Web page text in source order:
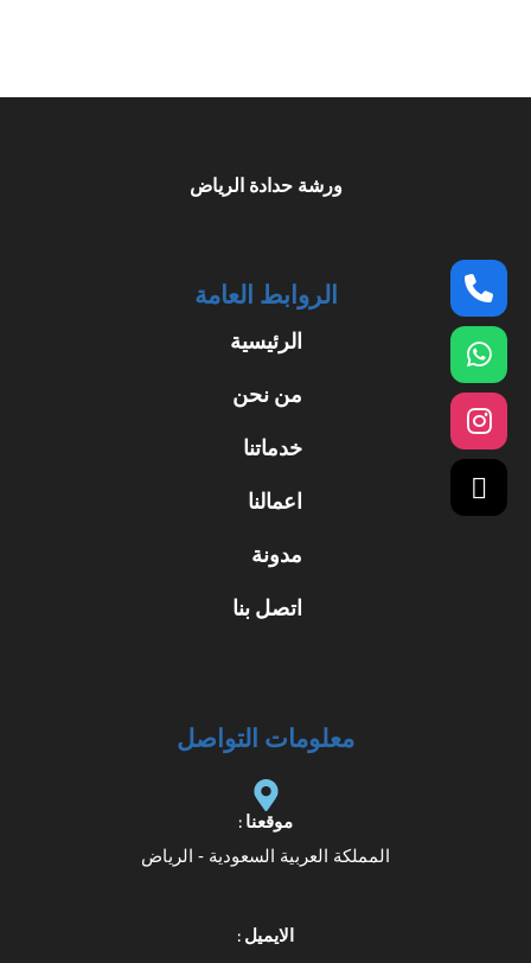
ورشة حدادة الرياض
الروابط العامة
الرئيسية
من نحن
خدماتنا
اعمالنا
مدونة
اتصل بنا
معلومات التواصل
موقعنا :
المملكة العربية السعودية - الرياض
الايميل :